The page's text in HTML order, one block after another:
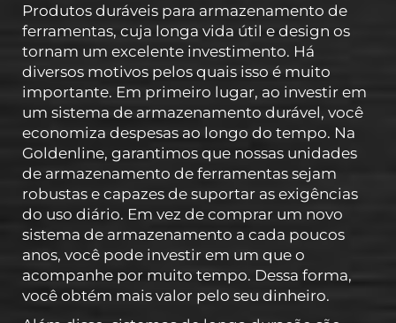
Produtos duráveis para armazenamento de
ferramentas, cuja longa vida útil e design os
tornam um excelente investimento. Há
diversos motivos pelos quais isso é muito
importante. Em primeiro lugar, ao investir em
um sistema de armazenamento durável, você
economiza despesas ao longo do tempo. Na
Goldenline, garantimos que nossas unidades
de armazenamento de ferramentas sejam
robustas e capazes de suportar as exigências
do uso diário. Em vez de comprar um novo
sistema de armazenamento a cada poucos
anos, você pode investir em um que o
acompanhe por muito tempo. Dessa forma,
você obtém mais valor pelo seu dinheiro.